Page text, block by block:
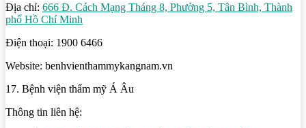
Địa chỉ: 666 Đ. Cách Mạng Tháng 8, Phường 5, Tân Bình, Thành
phố Hồ Chí Minh
Điện thoại: 1900 6466
Website: benhvienthammykangnam.vn
17. Bệnh viện thẩm mỹ Á Âu
Thông tin liên hệ: